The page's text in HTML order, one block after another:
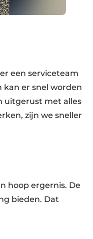
een serviceteam
er snel worden
uitgerust met alles
zijn we sneller
hoop ergernis. De
bieden. Dat